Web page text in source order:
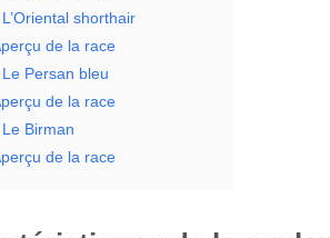
shorthair
de la race
Persan bleu
de la race
Birman
de la race